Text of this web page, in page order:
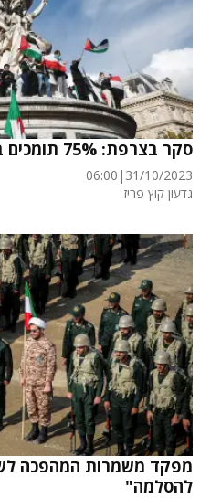
סקר בצרפת: 75% תומכים בפעולת ישראל נגד חמאס
31/10/2023
|
06:00
גדעון קוץ פריז
מפקד משמרות המהפכה
להסלמה"